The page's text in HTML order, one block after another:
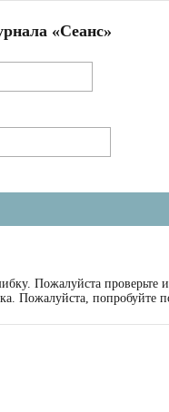
«Сеанс»
Пожалуйста проверьте
Пожалуйста, попробуйте